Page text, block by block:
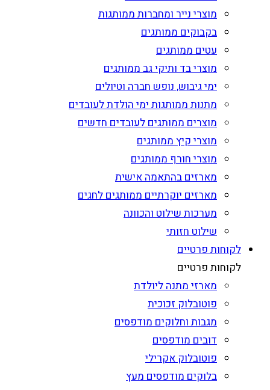
מוצרי נייר ומחברות ממותגות
בקבוקים ממותגים
עטים ממותגים
מוצרי בד ותיקי גב ממותגים
ימי גיבוש, נופש חברה וטיולים
מתנות ממותגות ימי הולדת לעובדים
מוצרים ממותגים לעובדים חדשים
מוצרי קיץ ממותגים
מוצרי חורף ממותגים
מארזים בהתאמה אישית
מארזים יוקרתיים ממותגים לחגים
מערכות שילוט והכוונה
שילוט חזותי
לקוחות פרטיים
לקוחות פרטיים
מארזי מתנה ליולדת
פוטובלוק זכוכית
מגבות וחלוקים מודפסים
דובים מודפסים
פוטובלוק אקרילי
בלוקים מודפסים מעץ